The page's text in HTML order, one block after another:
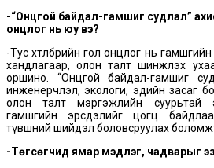
-“Онцгой байдал-гамшиг судлал”
онцлог нь юу вэ?
-Тус хөтөлбөрийн гол онцлог нь
хандлагаар, олон талт шинжлэх
оршино. “Онцгой байдал-гамшиг
инженерчлэл, экологи, эдийн засаг
олон талт мэргэжлийн суурьтай
гамшгийн эрсдэлийг цогц
түвшний шийдэл боловсруулах
-Төгсөгчид ямар мэдлэг, чадварыг